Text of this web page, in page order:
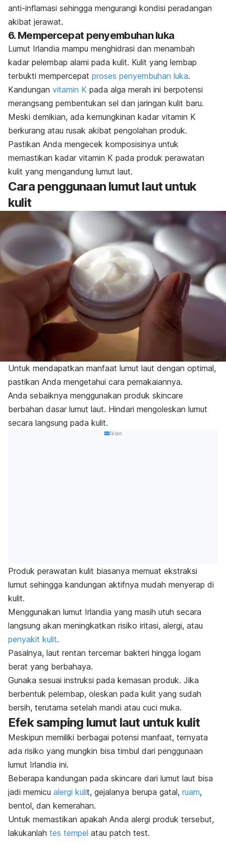
anti-inflamasi sehingga mengurangi kondisi peradangan
akibat jerawat.
6. Mempercepat penyembuhan luka
Lumut Irlandia mampu menghidrasi dan menambah
kadar pelembap alami pada kulit. Kulit yang lembap
terbukti mempercepat proses penyembuhan luka.
Kandungan vitamin K pada alga merah ini berpotensi
merangsang pembentukan sel dan jaringan kulit baru.
Meski demikian, ada kemungkinan kadar vitamin K
berkurang atau rusak akibat pengolahan produk.
Pastikan Anda mengecek komposisinya untuk
memastikan kadar vitamin K pada produk perawatan
kulit yang mengandung lumut laut.
Cara penggunaan lumut laut untuk
kulit
Untuk mendapatkan manfaat lumut laut dengan optimal,
pastikan Anda mengetahui cara pemakaiannya.
Anda sebaiknya menggunakan produk skincare
berbahan dasar lumut laut. Hindari mengoleskan lumut
secara langsung pada kulit.
Iklan
Produk perawatan kulit biasanya memuat ekstraksi
lumut sehingga kandungan aktifnya mudah menyerap di
kulit.
Menggunakan lumut Irlandia yang masih utuh secara
langsung akan meningkatkan risiko iritasi, alergi, atau
penyakit kulit.
Pasalnya, laut rentan tercemar bakteri hingga logam
berat yang berbahaya.
Gunaka sesuai instruksi pada kemasan produk. Jika
berbentuk pelembap, oleskan pada kulit yang sudah
bersih, terutama setelah mandi atau cuci muka.
Efek samping lumut laut untuk kulit
Meskipun memiliki berbagai potensi manfaat, ternyata
ada risiko yang mungkin bisa timbul dari penggunaan
lumut Irlandia ini.
Beberapa kandungan pada skincare dari lumut laut bisa
jadi memicu alergi kulit, gejalanya berupa gatal, ruam,
bentol, dan kemerahan.
Untuk memastikan apakah Anda alergi produk tersebut,
lakukanlah tes tempel atau patch test.